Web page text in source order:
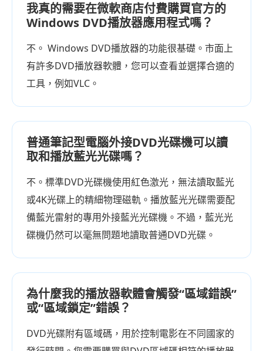
我真的需要在微軟商店付費購買官方的
Windows DVD播放器應用程式嗎？
不。 Windows DVD播放器的功能很基礎。市面上
有許多DVD播放器軟體，您可以查看並選擇合適的
工具，例如VLC。
普通筆記型電腦外接DVD光碟機可以讀
取和播放藍光光碟嗎？
不。標準DVD光碟機使用紅色激光，無法讀取藍光
或4K光碟上的精細物理磁軌。播放藍光光碟需要配
備藍光雷射的專用外接藍光光碟機。不過，藍光光
碟機仍然可以毫無問題地讀取普通DVD光碟。
為什麼我的播放器軟體會觸發“區域錯誤”
或“區域鎖定”錯誤？
DVD光碟附有區域碼，用於控制電影在不同國家的